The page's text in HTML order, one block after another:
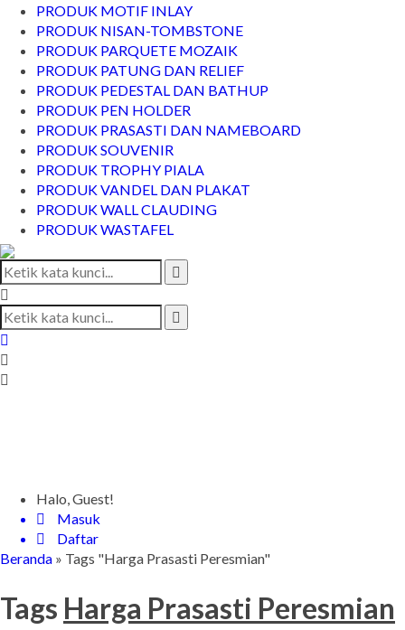
PRODUK MOTIF INLAY
PRODUK NISAN-TOMBSTONE
PRODUK PARQUETE MOZAIK
PRODUK PATUNG DAN RELIEF
PRODUK PEDESTAL DAN BATHUP
PRODUK PEN HOLDER
PRODUK PRASASTI DAN NAMEBOARD
PRODUK SOUVENIR
PRODUK TROPHY PIALA
PRODUK VANDEL DAN PLAKAT
PRODUK WALL CLAUDING
PRODUK WASTAFEL
Halo, Guest!
Masuk
Daftar
Beranda » Tags "Harga Prasasti Peresmian"
Tags Harga Prasasti Peresmian